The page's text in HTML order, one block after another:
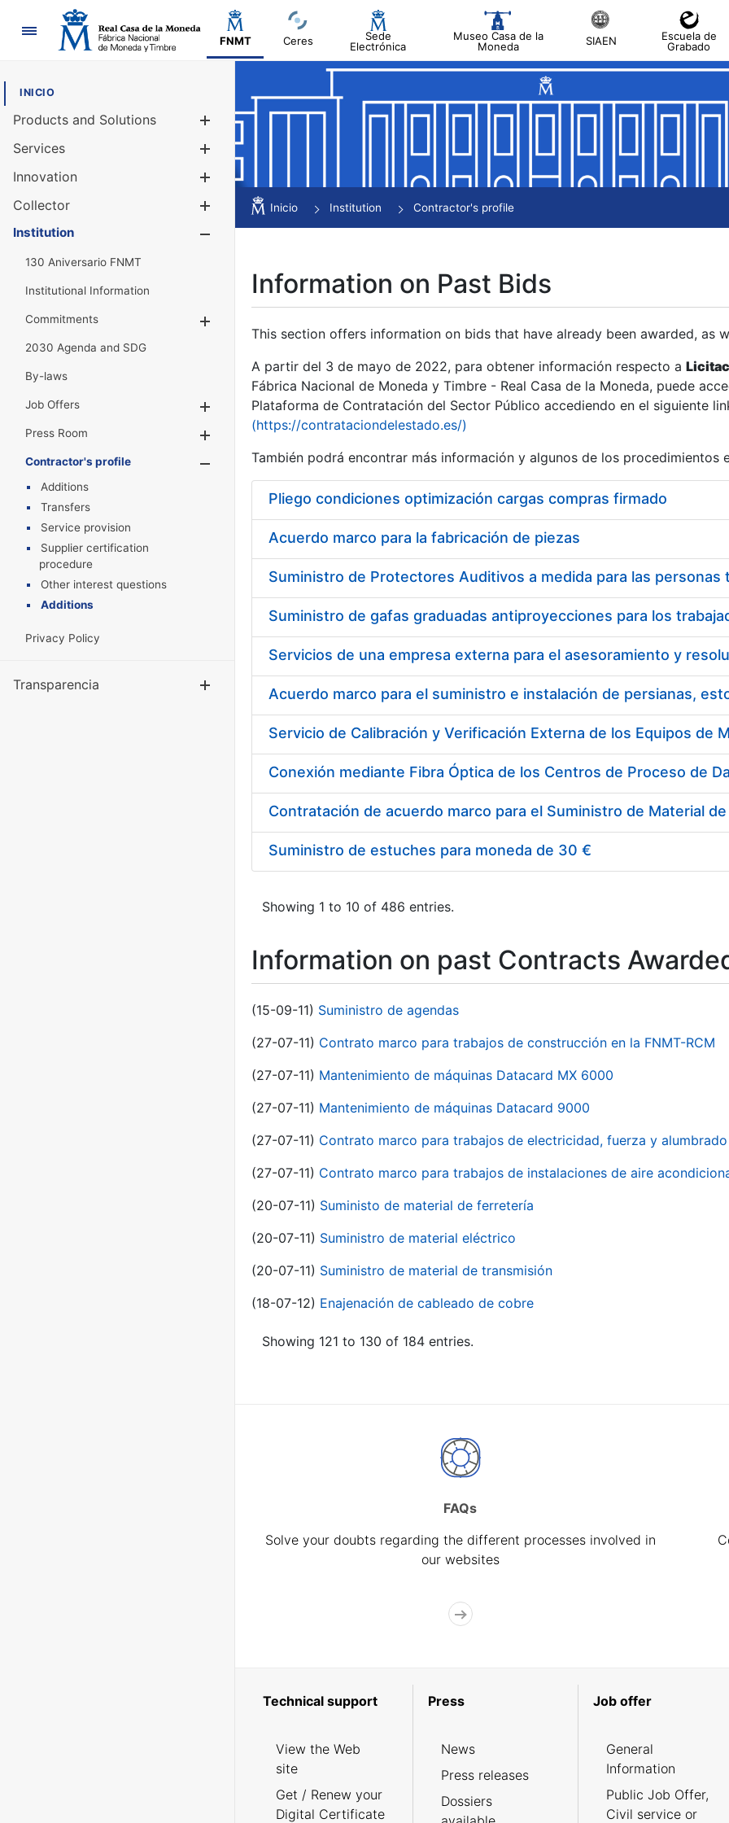
Navigation
FNMT Ceres
Sede
Electrónica
Museo Casa de la
Moneda
SIAEN
Escuela de
Grabado
INICIO
Products and Solutions
Services
Innovation
Collector
Show/Hide
Institution
130 Aniversario FNMT
Institutional Information
Commitments
2030 Agenda and SDG
By-laws
Job Offers
Show/Hide
Press Room
Show/Hide
Contractor's profile
Show/Hide
Additions
Transfers
Service provision
Supplier certification
procedure
Other interest questions
Additions
Privacy Policy
Transparencia Show/Hide
Inicio Institution Contractor's profile
Information on Past Bids
This section offers information on bids that have already been awarded, as
A partir del 3 de mayo de 2022, para obtener información respecto a
Fábrica Nacional de Moneda y Timbre - Real Casa de la Moneda, puede
Plataforma de Contratación del Sector Público accediendo en el siguiente
(https://contrataciondelestado.es/)
También podrá encontrar más información y algunos de los procedimientos
Pliego condiciones optimización cargas compras firmado
Acuerdo marco para la fabricación de piezas
Acuerdo marco para el suministro e instalación de persianas,
Suministro de estuches para moneda de 30 €
Showing 1 to 10 of 486 entries.
Information on past Contracts
(15-09-11) Suministro de agendas
(27-07-11) Contrato marco para trabajos de construcción en la FNMT-RCM
(27-07-11) Mantenimiento de máquinas Datacard MX 6000
(27-07-11) Mantenimiento de máquinas Datacard 9000
(27-07-11) Contrato marco para trabajos de electricidad, fuerza y alumbrado
(27-07-11) Contrato marco para trabajos de instalaciones de aire
(20-07-11) Suministo de material de ferretería
(20-07-11) Suministro de material eléctrico
(20-07-11) Suministro de material de transmisión
(18-07-12) Enajenación de cableado de cobre
Showing 121 to 130 of 184 entries.
FAQs
Solve your doubts regarding the different processes involved in
our websites
Technical support
View the Web
site
Get / Renew your
Digital Certificate
Press
News
Press releases
Dossiers
Job offer
General
Information
Public Job Offer,
Civil service or